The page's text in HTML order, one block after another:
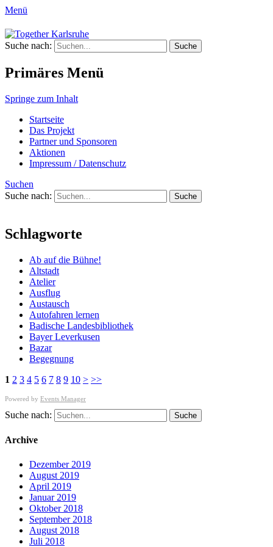
Menü
Together Karlsruhe
Integration von jungen Menschen mit
Fluchterfahrung und
Migrationshintergrund
Suche nach:
Primäres Menü
Springe zum Inhalt
Startseite
Das Projekt
Partner und Sponsoren
Aktionen
Impressum / Datenschutz
Suchen
Suche nach:
Schlagworte
Ab auf die Bühne!
Altstadt
Atelier
Ausflug
Austausch
Autofahren lernen
Badische Landesbibliothek
Bayer Leverkusen
Bazar
Begegnung
1 2 3 4 5 6 7 8 9 10 > >>
Powered by Events Manager
Suche nach:
Archive
Dezember 2019
August 2019
April 2019
Januar 2019
Oktober 2018
September 2018
August 2018
Juli 2018